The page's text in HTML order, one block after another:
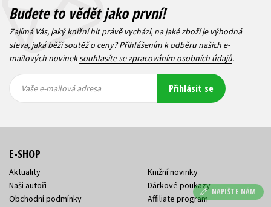
NAPIŠTE NÁM
Budete to vědět jako první!
Zajímá Vás, jaký knižní hit právě vychází, na jaké zboží je výhodná
sleva, jaká běží soutěž o ceny? Přihlášením k odběru našich e-
mailových novineksouhlasíte se zpracováním osobních údajů.
mailová
mailová
Vaše e-mailová adresa Přihlásit se
E-SHOP
Aktuality
Naši autoři
Obchodní podmínky
Knižní novinky
Dárkové poukazy
Affiliate program